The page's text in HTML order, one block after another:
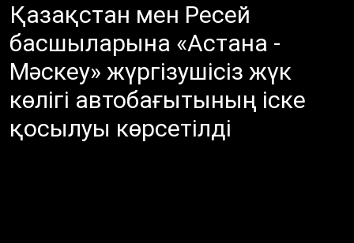
Қазақстан мен Ресей
басшыларына «Астана -
Мәскеу» жүргізушісіз жүк
көлігі автобағытының іске
қосылуы көрсетілді